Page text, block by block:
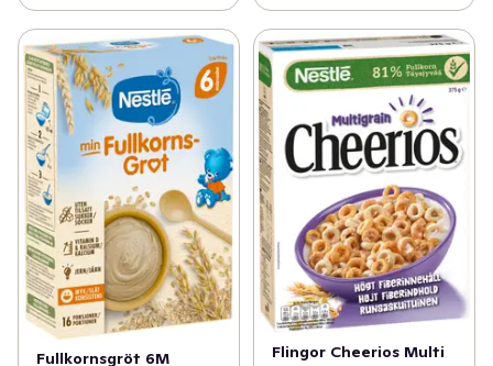
Fullkornsgröt 6M
Flingor Cheerios Multi